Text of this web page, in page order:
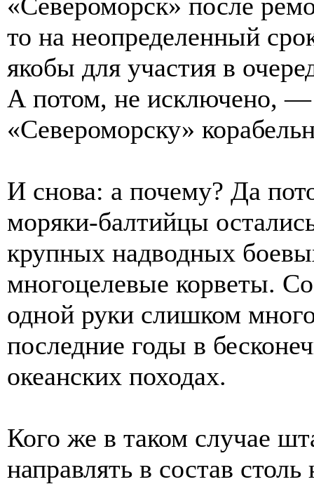
то на неопределенный
якобы для участия в
А потом, не исключено,
«Североморску»
И снова: а почему? Да
моряки-балтийцы
крупных надводных
многоцелевые корветы.
одной руки слишком
последние годы в
океанских походах.
Кого же в таком случае
направлять в состав